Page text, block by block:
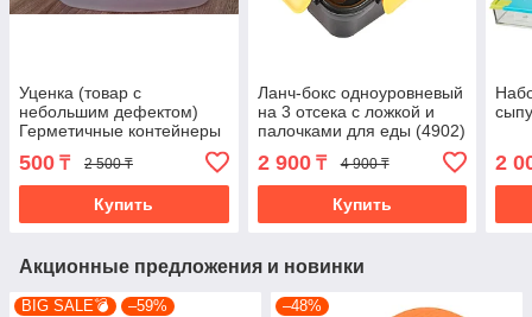
Уценка (товар с
небольшим дефектом)
Герметичные контейнеры
Always fresh (B009/2)
500 ₸ 2 500 ₸
Купить
Ланч-бокс одноуровневый
на 3 отсека с ложкой и
палочками для еды (4902)
2 900₸ 4 900 ₸
Купить
2
Акционные предложения и новинки
BIG SALE💣 –59% –48%